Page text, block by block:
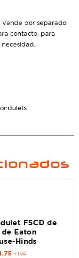
vende por separado
contacto, para
FSCD de
de Eaton
Hinds
+ IVA